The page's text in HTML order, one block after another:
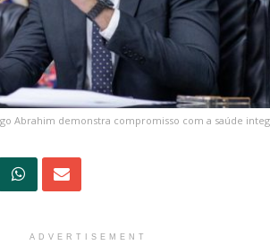
Abrahim demonstra compromisso com a saúde
ADVERTISEMENT